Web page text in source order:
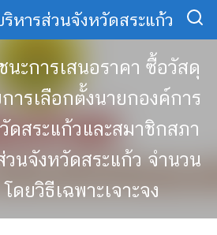
หารส่วนจังหวัดสระแก้ว
นะการเสนอราคา ซื้อวัสดุ
รเลือกตั้งนายกองค์การ
ดสระแก้วและสมาชิกสภา
นจังหวัดสระแก้ว จำนวน
ดยวิธีเฉพาะเจาะจง